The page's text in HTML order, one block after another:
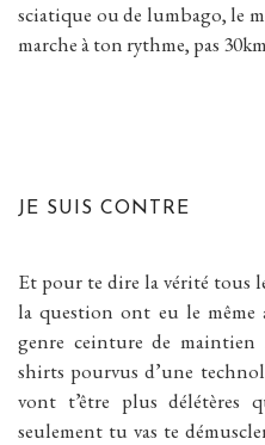
sciatique ou de lumbago, le
marche à ton rythme, pas
JE SUIS CONTRE
Et pour te dire la vérité tous
la question ont eu le même
genre ceinture de
shirts pourvus d’une
vont t’être plus délétères
seulement tu vas te